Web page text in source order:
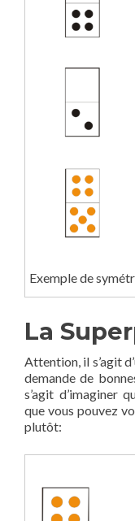
Exemple de
La
Attention, il s’agit
demande de
s’agit d’imaginer
que vous pouvez
plutôt: